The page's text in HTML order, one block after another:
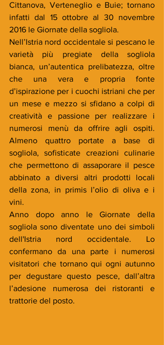
Cittanova, Verteneglio e Buie; tornano
infatti dal 15 ottobre al 30 novembre
2016 le Giornate della sogliola.
Nell’Istria nord occidentale si pescano le
varietà più pregiate della sogliola
bianca, un’autentica prelibatezza, oltre
che una vera e propria fonte
d’ispirazione per i cuochi istriani che per
un mese e mezzo si sfidano a colpi di
creatività e passione per realizzare i
numerosi menù da offrire agli ospiti.
Almeno quattro portate a base di
sogliola, sofisticate creazioni culinarie
che permettono di assaporare il pesce
abbinato a diversi altri prodotti locali
della zona, in primis l’olio di oliva e i
vini.
Anno dopo anno le Giornate della
sogliola sono diventate uno dei simboli
dell'Istria nord occidentale. Lo
confermano da una parte i numerosi
visitatori che tornano qui ogni autunno
per degustare questo pesce, dall’altra
l’adesione numerosa dei ristoranti e
trattorie del posto.